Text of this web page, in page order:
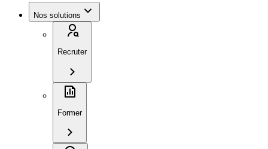
Nos solutions
Recruter
Former